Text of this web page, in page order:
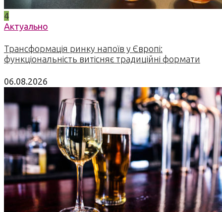
4
Актуально
Трансформація ринку напоїв у Європі:
функціональність витісняє традиційні формати
06.08.2026